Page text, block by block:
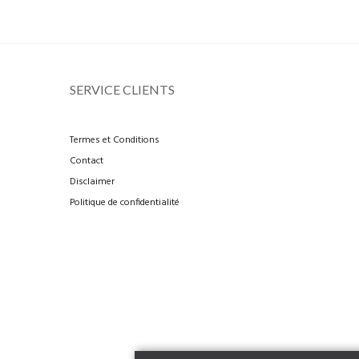
SERVICE CLIENTS
Termes et Conditions
Contact
Disclaimer
Politique de confidentialité